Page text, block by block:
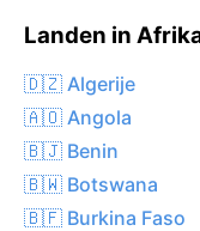
Landen in
🇩🇿 Algerije
🇦🇴 Angola
🇧🇯 Benin
🇧🇼 Botswana
🇧🇫 Burkina Faso